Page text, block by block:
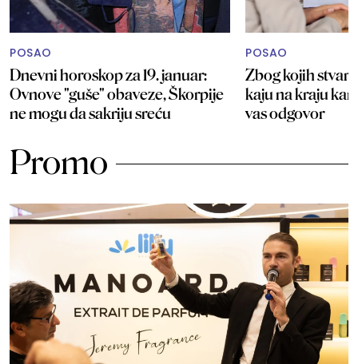
POSAO
Dnevni horoskop za 19. januar:
Ovnove "guše" obaveze, Škorpije
ne mogu da sakriju sreću
POSAO
Zbog kojih stvari
kaju na kraju
vas odgovor
Promo